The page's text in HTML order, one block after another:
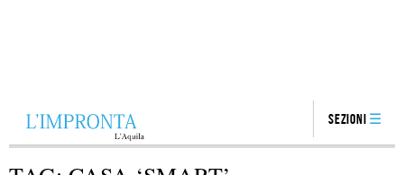
Sezioni